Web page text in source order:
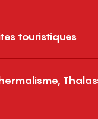
touristiques